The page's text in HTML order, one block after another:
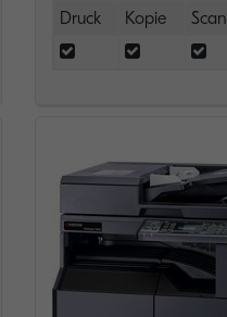
Druck
Kopie Scan